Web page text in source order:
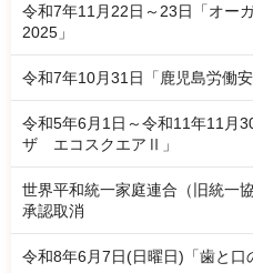
令和7年11月22日～23日「オー
2025」
令和7年10月31日「鹿児島労働安
令和5年6月1日～令和11年11月
ザ エコスクエアⅡ」
世界平和統一家庭連合（旧統一
承認取消
令和8年6月7日(日曜日)「歯と口